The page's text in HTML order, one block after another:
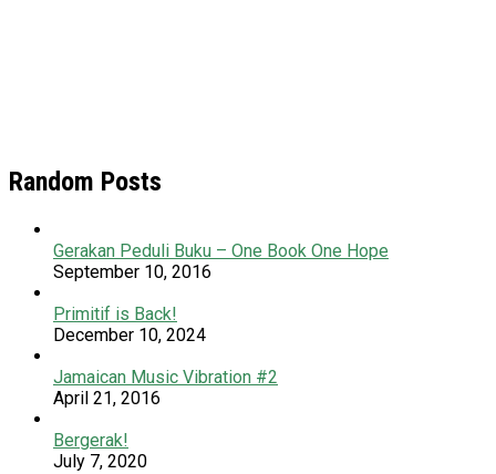
Random Posts
Gerakan Peduli Buku – One Book One Hope
September 10, 2016
Primitif is Back!
December 10, 2024
Jamaican Music Vibration #2
April 21, 2016
Bergerak!
July 7, 2020